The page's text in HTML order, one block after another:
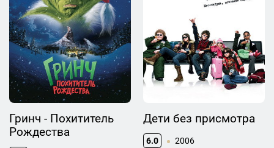
Гринч - Похититель
Рождества
Дети без присмотра
6.0 2006